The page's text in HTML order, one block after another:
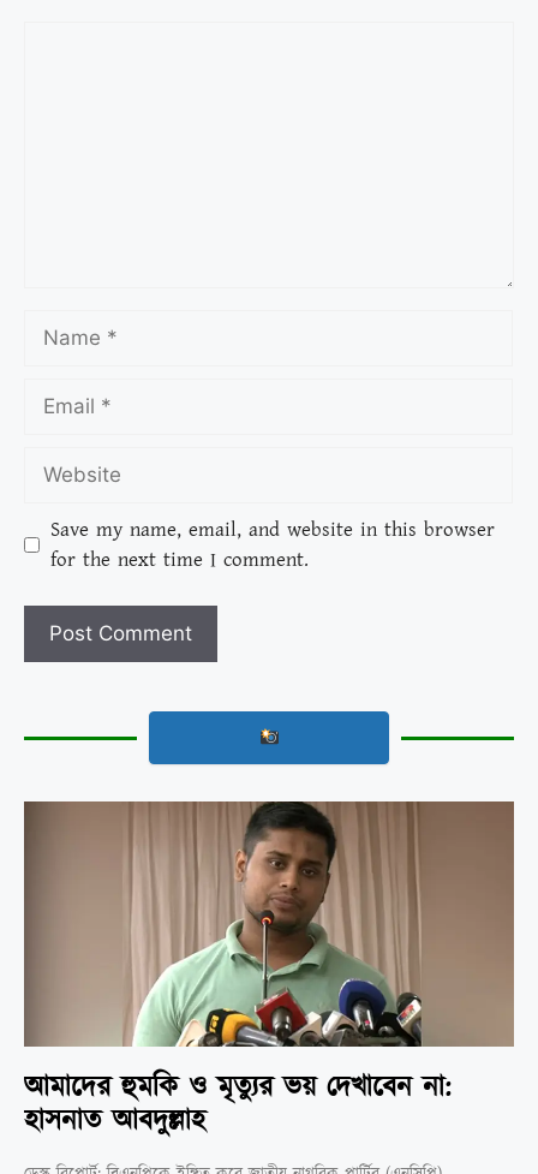
Save my name, email, and website in this browser
for the next time I comment.
আমাদের হুমকি ও মৃত্যুর ভয় দেখাবেন না:
হাসনাত আবদুল্লাহ